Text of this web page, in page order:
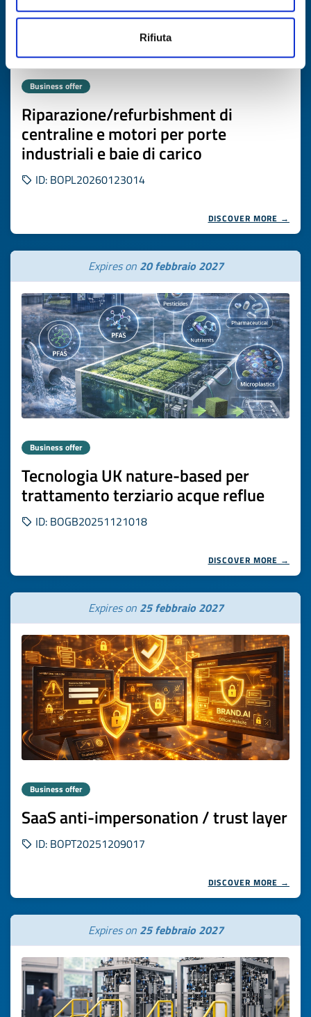
Rifiuta
Business offer
Riparazione/refurbishment di
centraline e motori per porte
industriali e baie di carico
ID: BOPL20260123014
DISCOVER MORE →
Expires on 20 febbraio 2027
Business offer
Tecnologia UK nature-based per
trattamento terziario acque reflue
ID: BOGB20251121018
DISCOVER MORE →
Expires on 25 febbraio 2027
Business offer
SaaS anti-impersonation / trust layer
ID: BOPT20251209017
DISCOVER MORE →
Expires on 25 febbraio 2027